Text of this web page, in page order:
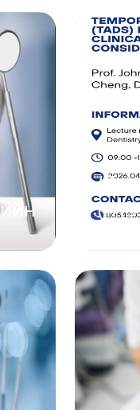
ба
2026-
2024-03-